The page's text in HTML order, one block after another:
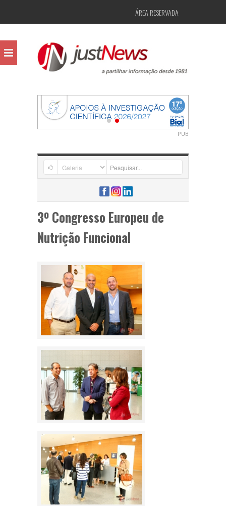
ÁREA RESERVADA
PUB
3º Congresso Europeu de
Nutrição Funcional